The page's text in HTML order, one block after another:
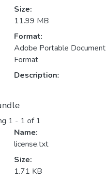
Size:
11.99 MB
Format:
Adobe Portable Document
Format
Description:
1 - 1 of 1
Name:
license.txt
Size:
1.71 KB